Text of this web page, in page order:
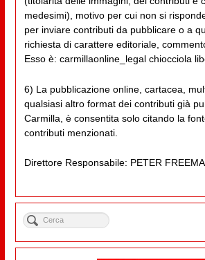
medesimi), motivo per cui non si
per inviare contributi da pubblicare o a
richiesta di carattere editoriale,
Esso è: carmillaonline_legal chiocciola
6) La pubblicazione online, cartacea,
qualsiasi altro format dei contributi già
Carmilla, è consentita solo citando la
contributi menzionati.
Direttore Responsabile: PETER